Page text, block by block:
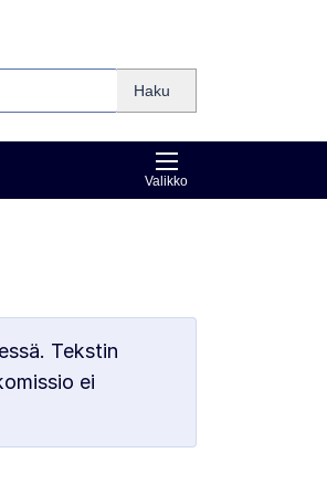
Haku
Valikko
Tekstin
ei